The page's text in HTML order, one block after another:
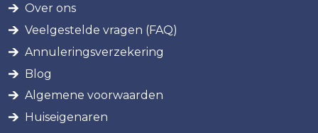
Over ons
Veelgestelde vragen (FAQ)
Annuleringsverzekering
Blog
Algemene voorwaarden
Huiseigenaren